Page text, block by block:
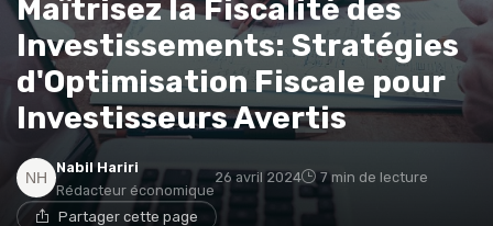
Maîtrisez la Fiscalité des
Investissements: Stratégies
d'Optimisation Fiscale pour
Investisseurs Avertis
Nabil Hariri
Rédacteur économique
26 avril 2024 7 min de lecture
Partager cette page